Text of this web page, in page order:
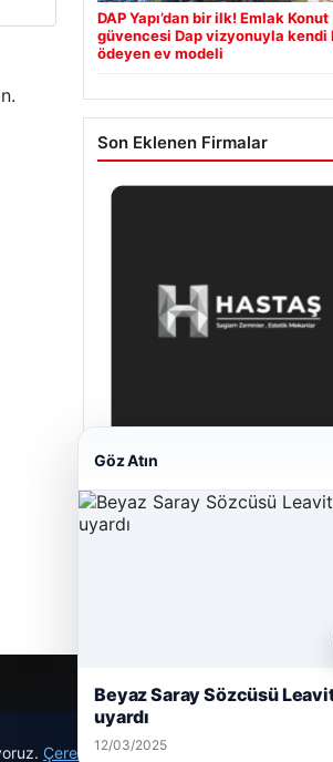
DAP Yapı’dan bir ilk! Emlak Konut
güvencesi Dap vizyonuyla kendi
ödeyen ev modeli
Son Eklenen Firmalar
26/05/2026
Çerez Politikamız
Göz Atın
Beyaz Saray Sözcüsü
uyardı
12/03/2025